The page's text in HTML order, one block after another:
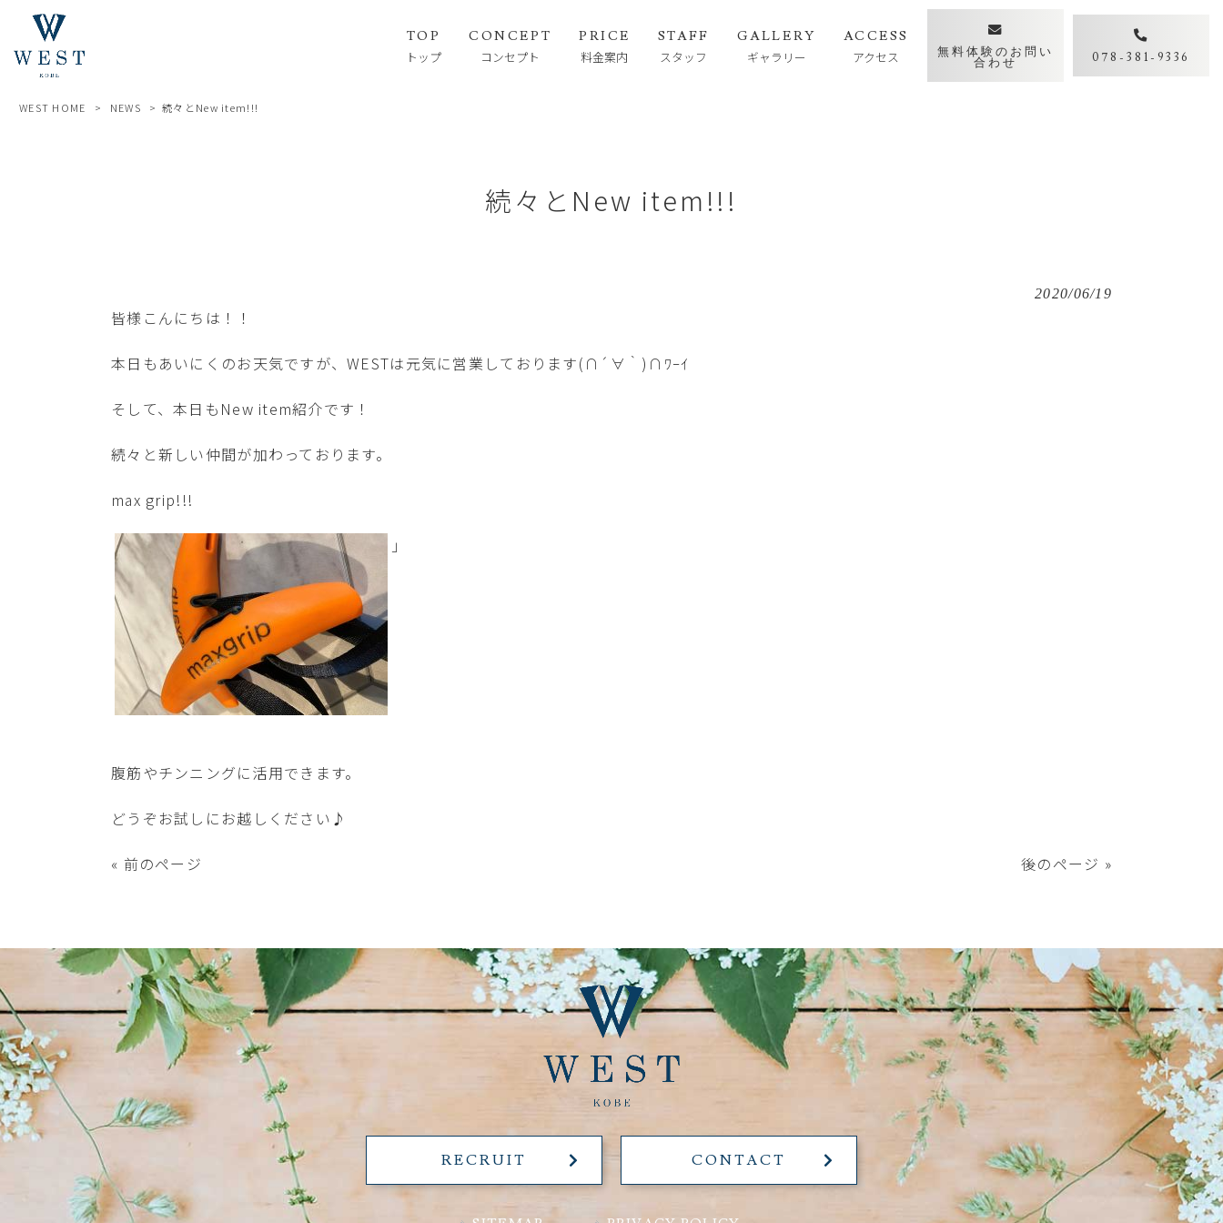
TOP
トップ
CONCEPT
コンセプト
PRICE
料金案内
STAFF
スタッフ
GALLERY
ギャラリー
ACCESS
アクセス
無料体験のお問い
合わせ 078-381-9336
WEST HOME > NEWS > 続々とNew item!!!
続々とNew item!!!
2020/06/19
皆様こんにちは！！
本日もあいにくのお天気ですが、WESTは元気に営業しております(∩´∀｀)∩ﾜｰｲ
そして、本日もNew item紹介です！
続々と新しい仲間が加わっております。
max grip!!!
」
腹筋やチンニングに活用できます。
どうぞお試しにお越しください♪
« 前のページ 後のページ »
RECRUIT CONTACT